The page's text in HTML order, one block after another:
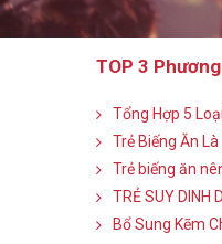
TOP 3
Tổng Hợp 5
Trẻ Biếng Ăn
Trẻ biếng ăn
TRẺ SUY DINH
Bổ Sung Kẽm